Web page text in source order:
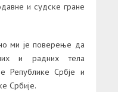
и судске гране
ми је поверење да
и радних тела
Републике Србје и
Србије.